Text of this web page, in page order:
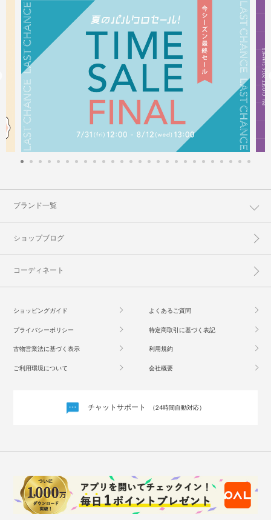
ブランド一覧
ショップブログ
コーディネート
ショッピングガイド よくあるご質問
プライバシーポリシー 特定商取引に基づく表記
古物営業法に基づく表示 利用規約
ご利用環境について 会社概要
チャットサポート （24時間自動対応）